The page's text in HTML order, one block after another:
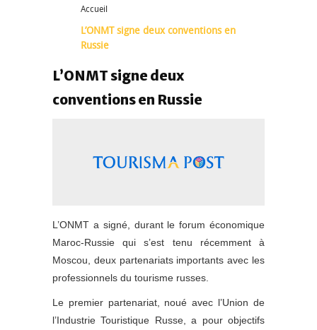
Accueil
L’ONMT signe deux conventions en
Russie
L’ONMT signe deux
conventions en Russie
L’ONMT a signé, durant le forum économique
Maroc-Russie qui s’est tenu récemment à
Moscou, deux partenariats importants avec les
professionnels du tourisme russes.
Le premier partenariat, noué avec l’Union de
l’Industrie Touristique Russe, a pour objectifs